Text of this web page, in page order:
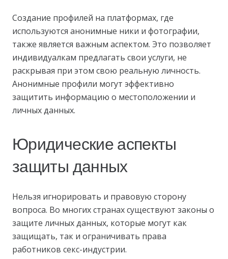
Создание профилей на платформах, где
используются анонимные ники и фотографии,
также является важным аспектом. Это позволяет
индивидуалкам предлагать свои услуги, не
раскрывая при этом свою реальную личность.
Анонимные профили могут эффективно
защитить информацию о местоположении и
личных данных.
Юридические аспекты
защиты данных
Нельзя игнорировать и правовую сторону
вопроса. Во многих странах существуют законы о
защите личных данных, которые могут как
защищать, так и ограничивать права
работников секс-индустрии.